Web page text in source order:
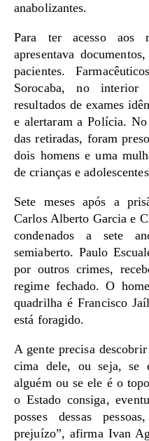
anabolizantes.
Para ter acesso aos
apresentava documentos,
pacientes.
Sorocaba, no interior
resultados de exames
e alertaram a Polícia.
das retiradas, foram
dois homens e uma
de crianças e
Sete meses após a
Carlos Alberto Garcia e
condenados a sete
semiaberto. Paulo
por outros crimes,
regime fechado. O
quadrilha é Francisco
está foragido.
A gente precisa
cima dele, ou seja, se
alguém ou se ele é o
o Estado consiga,
posses dessas
prejuízo”, afirma Ivan